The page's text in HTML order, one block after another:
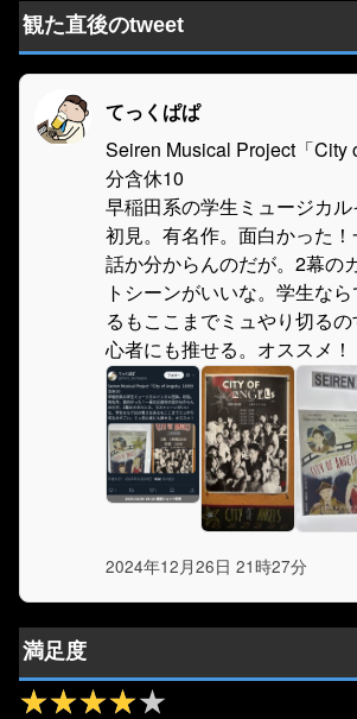
観た直後のtweet
てっくぱぱ
Seiren Musical Project「City
分含休10
早稲田系の学生ミュージカル
初見。有名作。面白かった
話か分からんのだが。2幕の
トシーンがいいな。学生な
るもここまでミュやり切る
心者にも推せる。オススメ！
2024年12月26日 21時27分
満足度
★★★★★
★★★★★